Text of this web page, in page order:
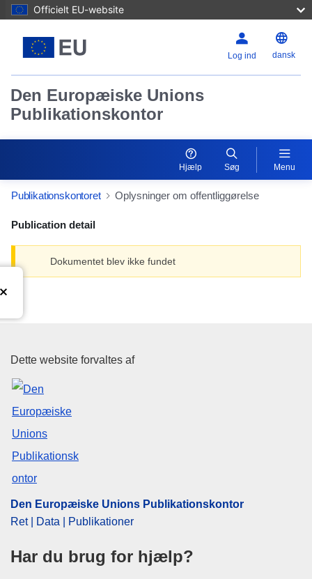
Officielt EU-website
Log ind dansk
Den Europæiske Unions
Publikationskontor
Hjælp Søg Menu
Publikationskontoret Oplysninger om offentliggørelse
Publication detail
Dokumentet blev ikke fundet
Den Europæiske Unions
Dette website forvaltes af
Den Europæiske Unions Publikationskontor
Ret | Data | Publikationer
Har du brug for hjælp?